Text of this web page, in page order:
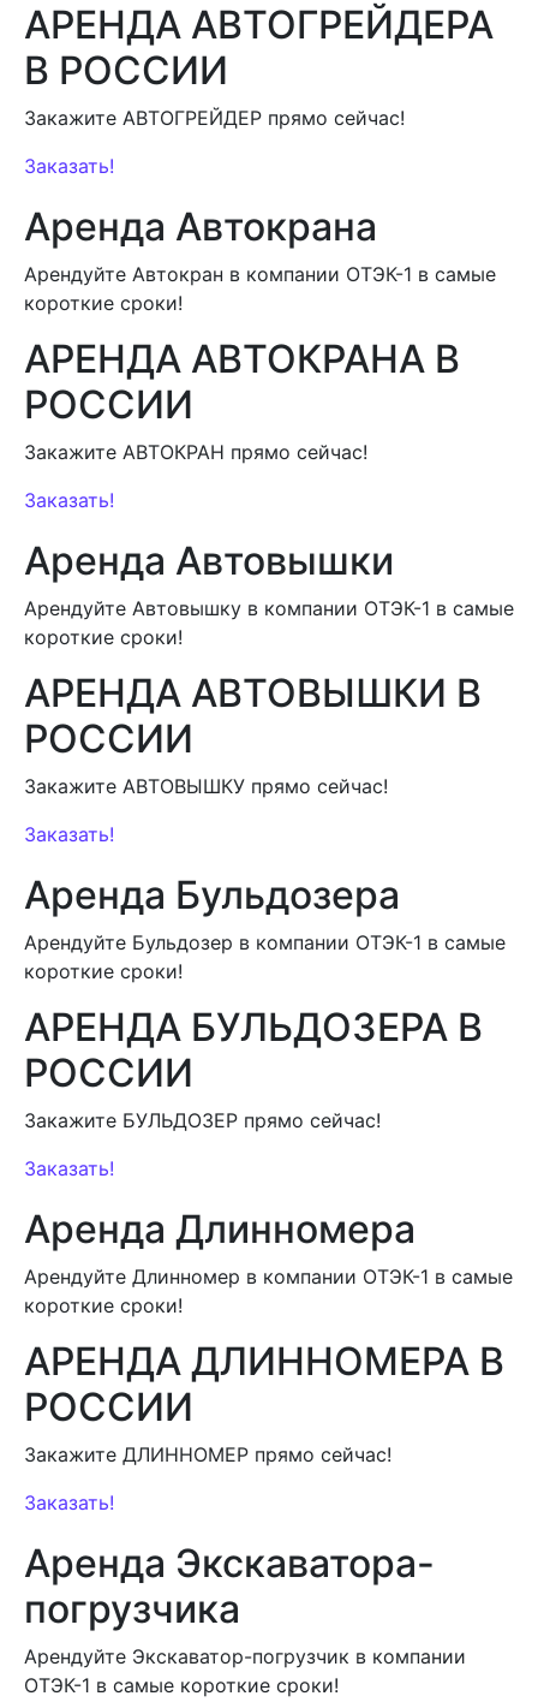
АРЕНДА АВТОГРЕЙДЕРА
В РОССИИ
Закажите АВТОГРЕЙДЕР прямо сейчас!
Заказать!
Аренда Автокрана
Арендуйте Автокран в компании ОТЭК-1 в самые
короткие сроки!
АРЕНДА АВТОКРАНА В
РОССИИ
Закажите АВТОКРАН прямо сейчас!
Заказать!
Аренда Автовышки
Арендуйте Автовышку в компании ОТЭК-1 в самые
короткие сроки!
АРЕНДА АВТОВЫШКИ В
РОССИИ
Закажите АВТОВЫШКУ прямо сейчас!
Заказать!
Аренда Бульдозера
Арендуйте Бульдозер в компании ОТЭК-1 в самые
короткие сроки!
АРЕНДА БУЛЬДОЗЕРА В
РОССИИ
Закажите БУЛЬДОЗЕР прямо сейчас!
Заказать!
Аренда Длинномера
Арендуйте Длинномер в компании ОТЭК-1 в самые
короткие сроки!
АРЕНДА ДЛИННОМЕРА В
РОССИИ
Закажите ДЛИННОМЕР прямо сейчас!
Заказать!
Аренда Экскаватора-
погрузчика
Арендуйте Экскаватор-погрузчик в компании
ОТЭК-1 в самые короткие сроки!